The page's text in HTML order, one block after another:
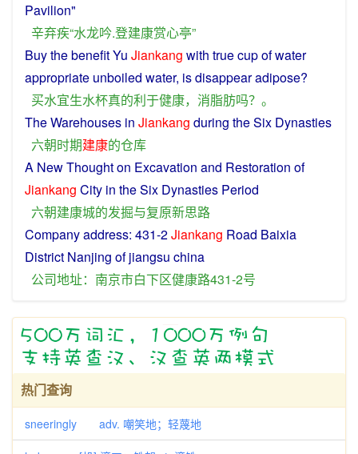
Pavilion"
辛弃疾“水龙吟.登建康赏心亭”
BuythebenefitYu Jiankang with truecupofwater
appropriate unboiled water, is disappearadipose?
买水宜生水杯真的利于健康， 消脂肪吗？。
TheWarehouses in Jiankang during the Six Dynasties
六朝时期建康的仓库
A NewThoughton Excavation and Restoration of
Jiankang City in the Six Dynasties Period
六朝建康城的发掘与复原新思路
Companyaddress: 431-2Jiankang Road Baixia
District Nanjing of jiangsu china
公司地址： 南京市白下区健康路431-2号
热门查询
sneeringly adv. 嘲笑地；轻蔑地